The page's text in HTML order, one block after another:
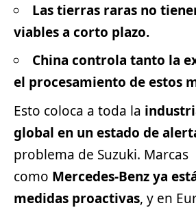
Las tierras raras no
viables a corto plazo.
China controla tanto la
el procesamiento de estos
Esto coloca a toda la
global en un estado de
problema de Suzuki. Marcas
como Mercedes-Benzya
medidas proactivas, y en